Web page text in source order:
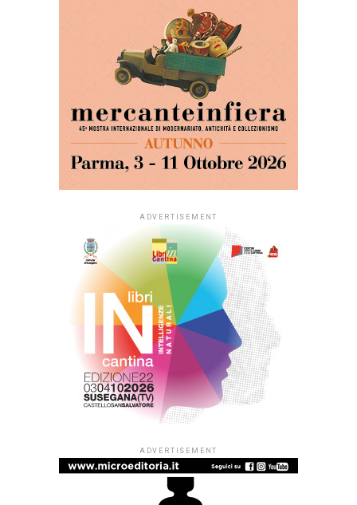
ADVERTISEMENT
ADVERTISEMENT